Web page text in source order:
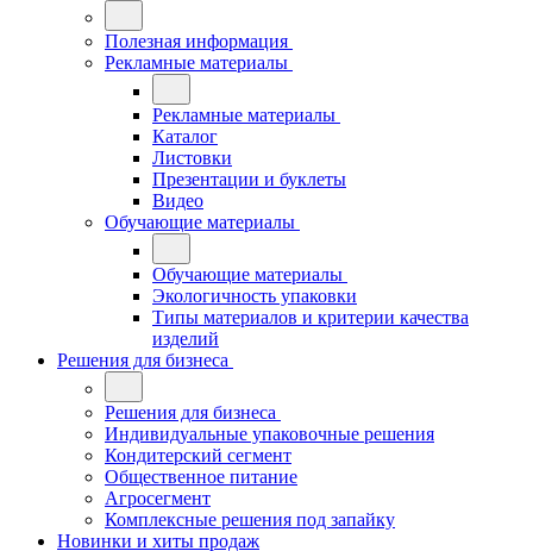
Полезная информация
Рекламные материалы
Рекламные материалы
Каталог
Листовки
Презентации и буклеты
Видео
Обучающие материалы
Обучающие материалы
Экологичность упаковки
Типы материалов и критерии качества
изделий
Решения для бизнеса
Решения для бизнеса
Индивидуальные упаковочные решения
Кондитерский сегмент
Общественное питание
Агросегмент
Комплексные решения под запайку
Новинки и хиты продаж